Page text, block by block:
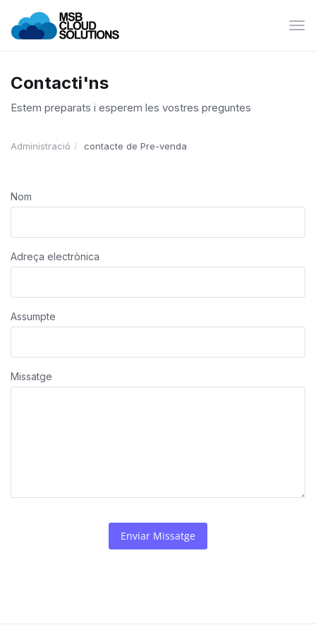
Contacti'ns
Estem preparats i esperem les vostres preguntes
Administració contacte de Pre-venda
Nom
Adreça electrònica
Assumpte
Missatge
Enviar Missatge